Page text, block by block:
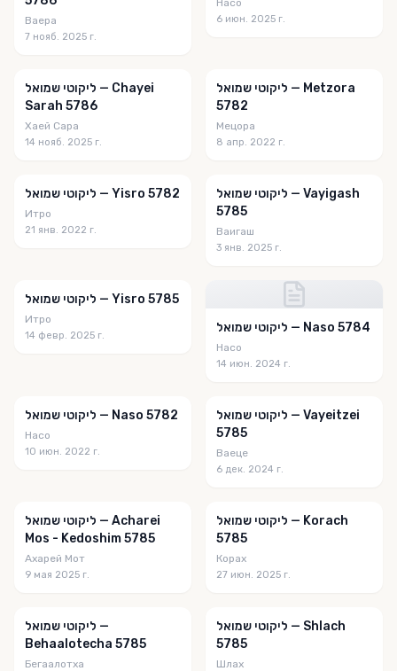
Chabad at the Beaches
Chabad.org
Chassidus Perspective
Chukai Chaim
Convenio Y Conversación
Covenant & Conversation
Cyber Farbrengens
Des Faits Fascinants
Ваера
7 нояб. 2025 г.
6 июн. 2025 г.
ליקוטי שמואל — Chayei
Sarah 5786
Хаей Сара
14 нояб. 2025 г.
ליקוטי שמואל — Metzora
5782
Мецора
8 апр. 2022 г.
ליקוטי שמואל — Yisro 5782
Итро
21 янв. 2022 г.
ליקוטי שמואל — Vayigash
5785
Ваигаш
3 янв. 2025 г.
ליקוטי שמואל — Yisro 5785
Итро
14 февр. 2025 г.
ליקוטי שמואל — Naso 5784
Насо
14 июн. 2024 г.
ליקוטי שמואל — Naso 5782
Насо
10 июн. 2022 г.
ליקוטי שמואל — Vayeitzei
5785
Ваеце
6 дек. 2024 г.
ליקוטי שמואל — Acharei
Mos - Kedoshim 5785
Ахарей Мот
9 мая 2025 г.
ליקוטי שמואל — Korach
5785
Корах
27 июн. 2025 г.
ליקוטי שמואל —
Behaalotecha 5785
Бегаалотха
ליקוטי שמואל — Shlach
5785
Шлах